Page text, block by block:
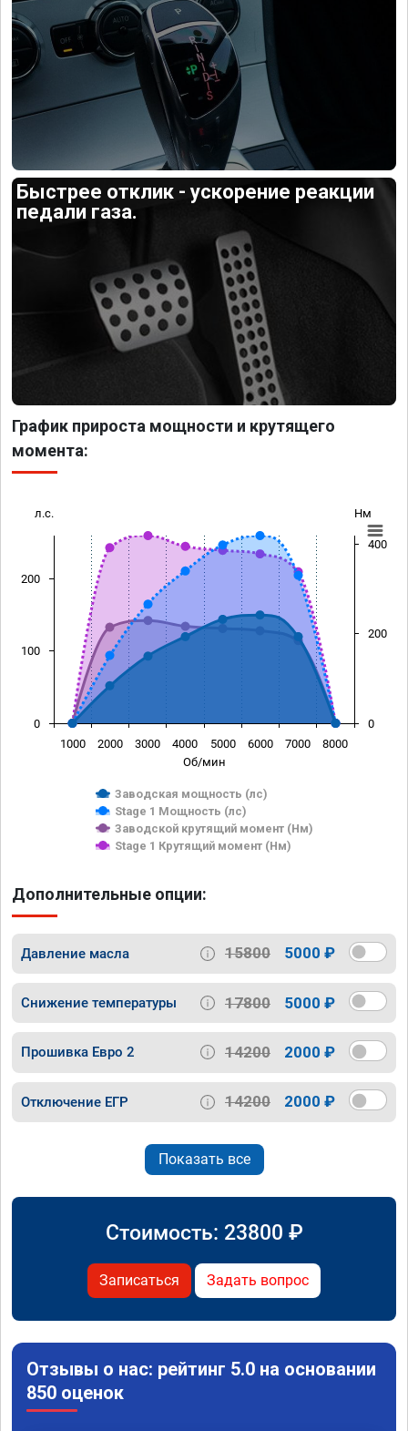
Быстрее отклик - ускорение реакции
педали газа.
График прироста мощности и крутящего
момента:
Об/мин
л.с. Нм
Заводская мощность (лс)
Stage 1 Мощность (лс)
Заводской крутящий момент (Нм)
Stage 1 Крутящий момент (Нм)
1000 2000 3000 4000 5000 6000 7000 8000
0
100
200
0
200
400
Дополнительные опции:
Давление масла 15800 5000 ₽
Снижение температуры 17800 5000 ₽
Прошивка Евро 2 14200 2000 ₽
Отключение ЕГР 14200 2000 ₽
Показать все
Стоимость: 23800 ₽
Записаться Задать вопрос
Отзывы о нас: рейтинг 5.0 на основании
850 оценок